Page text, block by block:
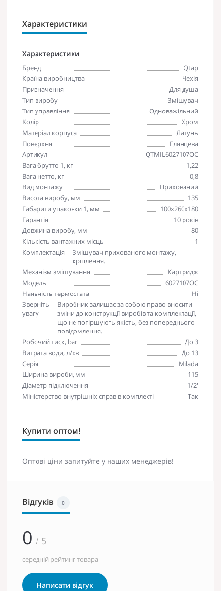
Характеристики
Характеристики
Бренд
Qtap
Країна виробництва
Чехія
Призначення
Для душа
Тип виробу
Змішувач
Тип управління
Одноважільний
Колір
Хром
Матеріал корпуса
Латунь
Поверхня
Глянцева
Артикул
QTMIL6027107OC
Вага брутто 1, кг
1,22
Вага нетто, кг
0,8
Вид монтажу
Прихований
Висота виробу, мм
135
Габарити упаковки 1, мм
100х260х180
Гарантія
10 років
Довжина виробу, мм
80
Кількість вантажних місць
1
Комплектація
Змішувач прихованого монтажу,
кріплення.
Механізм змішування
Картридж
Модель
6027107OC
Наявність термостата
Ні
Зверніть
увагу
Виробник залишає за собою право вносити
зміни до конструкції виробів та комплектації,
що не погіршують якість, без попереднього
повідомлення.
Робочий тиск, bar
До 3
Витрата води, л/хв
До 13
Серія
Milada
Ширина вироби, мм
115
Діаметр підключення
1/2'
Міністерство внутрішніх справ в комплекті
Так
Купити оптом!
Оптові ціни запитуйте у наших менеджерів!
Відгуків 0
0 / 5
середній рейтинг товара
Написати відгук